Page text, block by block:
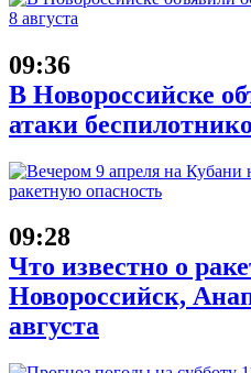
09:36
В Новороссийске
атаки
09:28
Что известно о
Новороссийск,
августа